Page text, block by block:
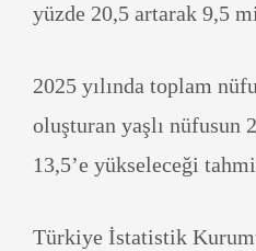
yüzde 20,5 artarak 9,5
2025 yılında toplam
oluşturan yaşlı nüfusun
13,5’e yükseleceği
Türkiye İstatistik